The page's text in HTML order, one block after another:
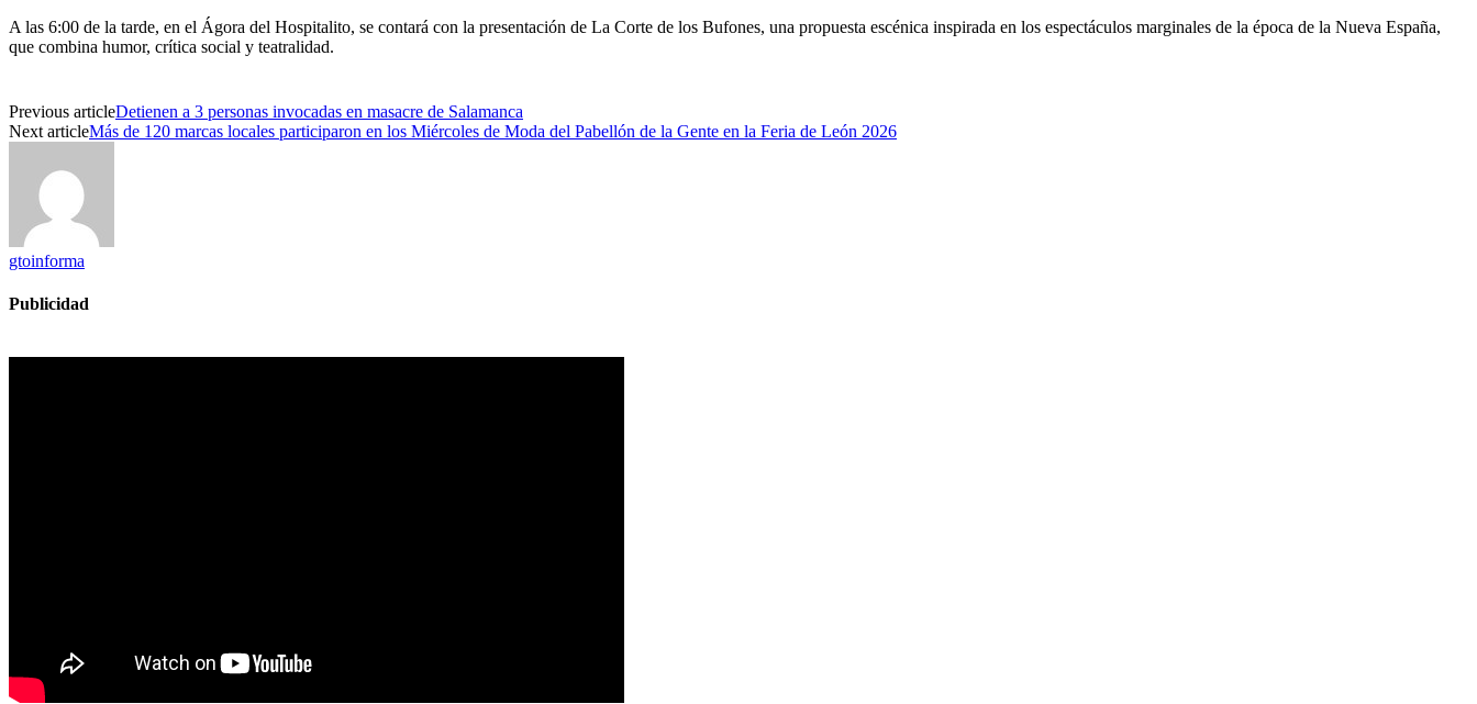
A las 6:00 de la tarde, en el Ágora del Hospitalito, se contará con la presentación de La Corte de los Bufones, una propuesta escénica inspirada en los espectáculos marginales de la época de la Nueva España,
que combina humor, crítica social y teatralidad.
Previous articleDetienen a 3 personas invocadas en masacre de Salamanca
Next articleMás de 120 marcas locales participaron en los Miércoles de Moda del Pabellón de la Gente en la Feria de León 2026
gtoinforma
Publicidad